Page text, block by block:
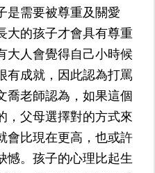
是需要被尊重及關愛
大的孩子才會具有尊重
大人會覺得自己小時候
有成就，因此認為打罵
喬老師認為，如果這個
，父母選擇對的方式來
會比現在更高，也或許
憾。孩子的心理比起生